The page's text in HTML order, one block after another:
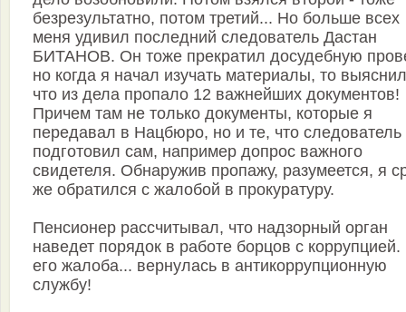
безрезультатно, потом третий... Но больше всех
меня удивил последний следователь Дастан
БИТАНОВ. Он тоже прекратил досудебную
но когда я начал изучать материалы, то
что из дела пропало 12 важнейших документов!
Причем там не только документы, которые я
передавал в Нацбюро, но и те, что следователь
подготовил сам, например допрос важного
свидетеля. Обнаружив пропажу, разумеется, я
же обратился с жалобой в прокуратуру.
Пенсионер рассчитывал, что надзорный орган
наведет порядок в работе борцов с
его жалоба... вернулась в антикоррупционную
службу!